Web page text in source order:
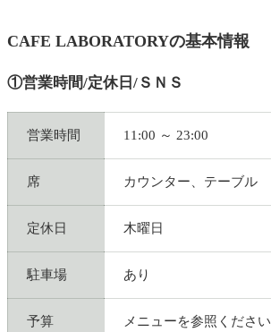
CAFE LABORATORYの基本情報
①営業時間/定休日/ＳＮＳ
営業時間 11:00 ～ 23:00
席 カウンター、テーブル
定休日 木曜日
駐車場 あり
予算 メニューを参照ください